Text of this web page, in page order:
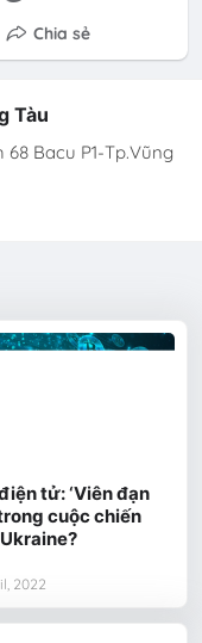
Chia sẻ
Tàu
Bacu P1-Tp.Vũng
tử: ‘Viên đạn
cuộc chiến
2022